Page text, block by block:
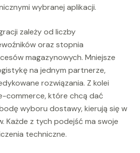
wybranej aplikacji.
zależy od liczby
oraz stopnia
magazynowych. Mniejsze
na jednym partnerze,
rozwiązania. Z kolei
commerce, które chcą dać
wyboru dostawy, kierują się w
Każde z tych podejść ma swoje
techniczne.